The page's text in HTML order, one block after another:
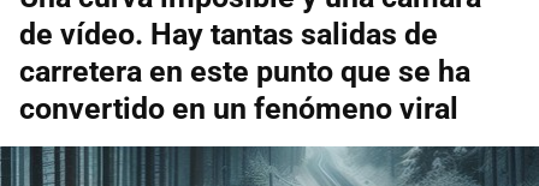
de vídeo. Hay tantas salidas de
carretera en este punto que se ha
convertido en un fenómeno viral